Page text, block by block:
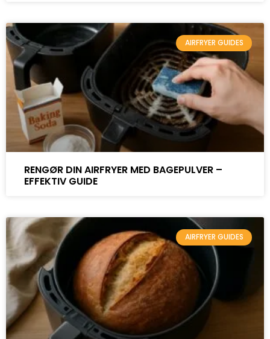
AIRFRYER GUIDES
RENGØR DIN AIRFRYER MED BAGEPULVER –
EFFEKTIV GUIDE
AIRFRYER GUIDES